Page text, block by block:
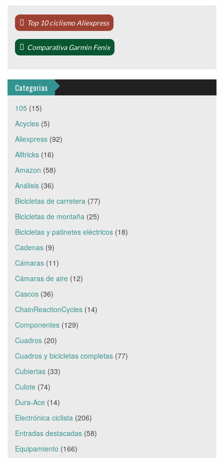
Top 10 ciclismo Aliexpress
Comparativa Garmin Fenix
Categorias
105 (15)
Acycles (5)
Aliexpress (92)
Alltricks (16)
Amazon (58)
Análisis (36)
Bicicletas de carretera (77)
Bicicletas de montaña (25)
Bicicletas y patinetes eléctricos (18)
Cadenas (9)
Cámaras (11)
Cámaras de aire (12)
Cascos (36)
ChainReactionCycles (14)
Componentes (129)
Cuadros (20)
Cuadros y bicicletas completas (77)
Cubiertas (33)
Culote (74)
Dura-Ace (14)
Electrónica ciclista (206)
Entradas destacadas (58)
Equipamiento (166)